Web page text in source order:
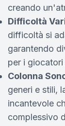
creando
Difficoltà
difficoltà si
garantendo
per i giocatori
Colonna
generi e stili,
incantevole
complessivo